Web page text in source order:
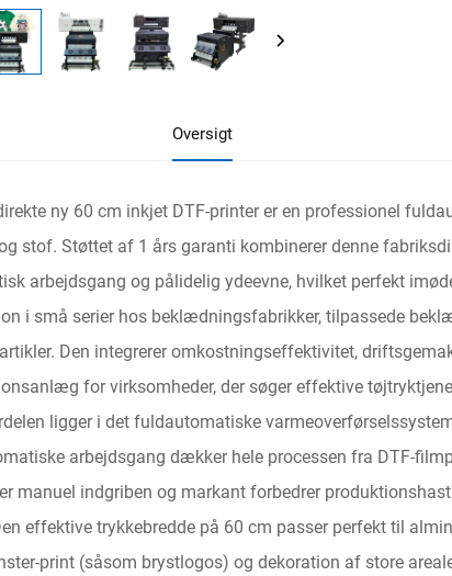
Oversigt
ny 60 cm inkjet DTF-printer er en professionel
stof. Støttet af 1 års garanti kombinerer denne
arbejdsgang og pålidelig ydeevne, hvilket perfekt
i små serier hos beklædningsfabrikker, tilpassede
Den integrerer omkostningseffektivitet,
for virksomheder, der søger effektive
ligger i det fuldautomatiske
arbejdsgang dækker hele processen fra DTF-
manuel indgriben og markant forbedrer
effektive trykkebredde på 60 cm passer perfekt til
print (såsom brystlogos) og dekoration af store